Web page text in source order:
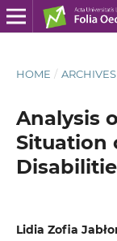
HOME / ARCHIVES
Analysis
Situation
Lidia Zofia